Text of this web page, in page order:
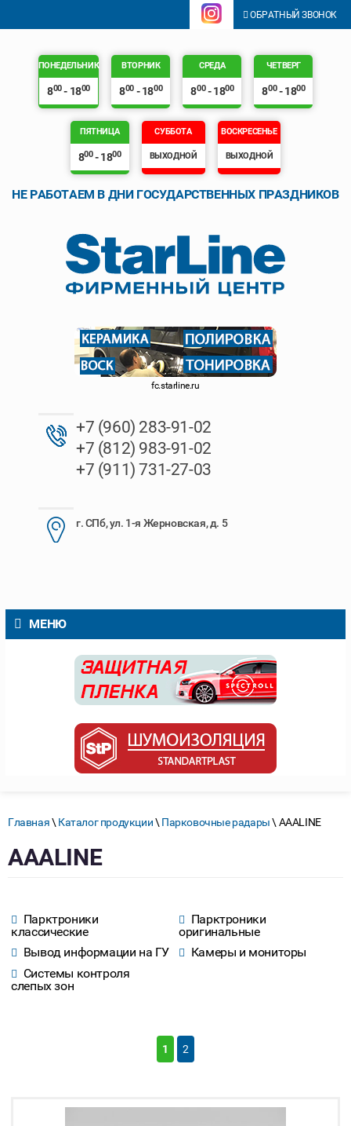
ОБРАТНЫЙ ЗВОНОК
ПОНЕДЕЛЬНИК
800- 1800
ВТОРНИК
800 - 1800
СРЕДА
800- 1800
ЧЕТВЕРГ
800- 1800
ПЯТНИЦА
800- 1800
СУББОТА
ВЫХОДНОЙ
ВОСКРЕСЕНЬЕ
ВЫХОДНОЙ
НЕ РАБОТАЕМ В ДНИ ГОСУДАРСТВЕННЫХ ПРАЗДНИКОВ
fc.starline.ru
+7 (960) 283-91-02
+7 (812) 983-91-02
+7 (911) 731-27-03
г. СПб, ул. 1-я Жерновская, д. 5
МЕНЮ
Главная\ Каталог продукции\ Парковочные радары\ AAALINE
AAALINE
Парктроники
классические
Парктроники
оригинальные
Вывод информации на ГУ
Камеры и мониторы
Системы контроля
слепых зон
1 2